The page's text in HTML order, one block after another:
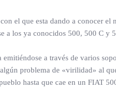
el que esta dando a conocer
a los ya conocidos 500, 500 C y
a través de varios
problema de «virilidad» al
hasta que cae en un FIAT